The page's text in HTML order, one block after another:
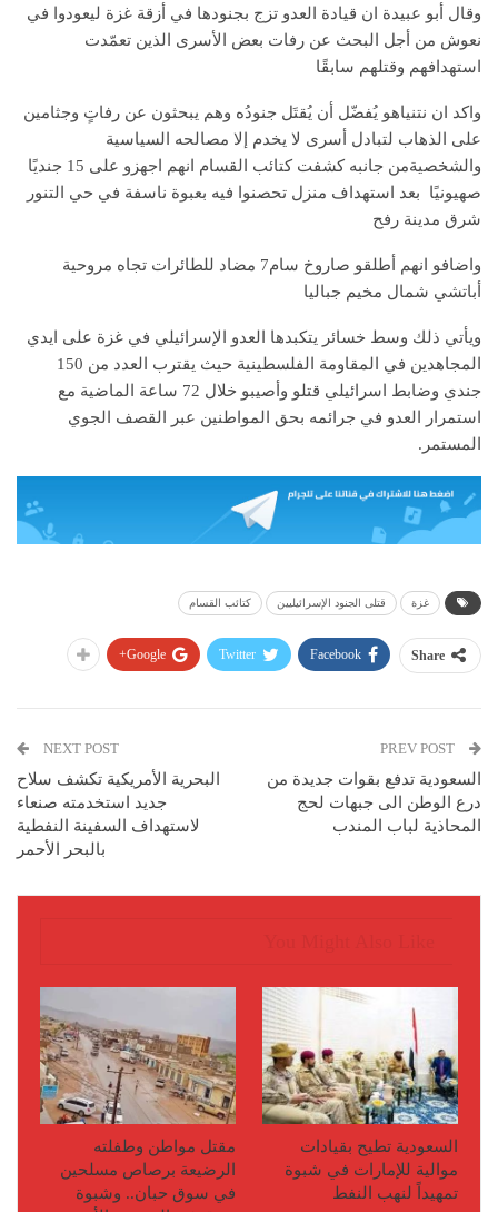
وقال أبو عبيدة ان قيادة العدو تزج بجنودها في أزقة غزة ليعودوا في
نعوش من أجل البحث عن رفات بعض الأسرى الذين تعمّدت
استهدافهم وقتلهم سابقًا
واكد ان نتنياهو يُفضّل أن يُقتَل جنودُه وهم يبحثون عن رفاتٍ وجثامين
على الذهاب لتبادل أسرى لا يخدم إلا مصالحه السياسية
والشخصيةمن جانبه كشفت كتائب القسام انهم اجهزو على 15 جنديًا
صهيونيًا بعد استهداف منزل تحصنوا فيه بعبوة ناسفة في حي التنور
شرق مدينة رفح
واضافو انهم أطلقو صاروخ سام7 مضاد للطائرات تجاه مروحية
أباتشي شمال مخيم جباليا
ويأتي ذلك وسط خسائر يتكبدها العدو الإسرائيلي في غزة على ايدي
المجاهدين في المقاومة الفلسطينية حيث يقترب العدد من 150
جندي وضابط اسرائيلي قتلو وأصيبو خلال 72 ساعة الماضية مع
استمرار العدو في جرائمه بحق المواطنين عبر القصف الجوي
المستمر.
غزة قتلى الجنود الإسرائيليين كتائب القسام
Share
Facebook
Twitter
Google+
السعودية تدفع بقوات جديدة من
درع الوطن الى جبهات لحج
المحاذية لباب المندب
NEXT POST
البحرية الأمريكية تكشف سلاح
جديد استخدمته صنعاء
لاستهداف السفينة النفطية
بالبحر الأحمر
السعودية تطيح بقيادات
موالية للإمارات في شبوة
تمهيداً لنهب النفط
مقتل مواطن وطفلته
الرضيعة برصاص مسلحين
في سوق حبان.. وشبوة